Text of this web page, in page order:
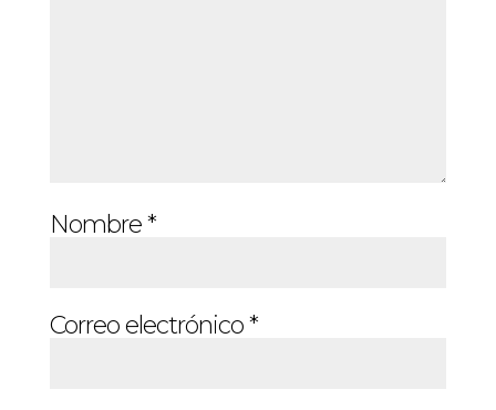
Nombre*
Correo electrónico*